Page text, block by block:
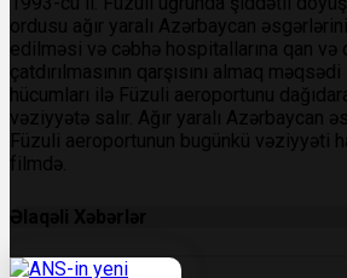
ordusu ağır yaralı Azərbaycan
edilməsi və cəbhə hospitallarına qan və
çatdırılmasının qarşısını almaq
hücumları ilə Füzuli aeroportunu
vəziyyətə salır. Ağır yaralı Azərbaycan
Füzuli aeroportunun bugünkü vəziyyəti
filmdə.
Əlaqəli Xəbərlər